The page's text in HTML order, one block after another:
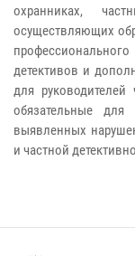
охранниках,
осуществляющих
детективов и
для
обязательные для
выявленных
и частной